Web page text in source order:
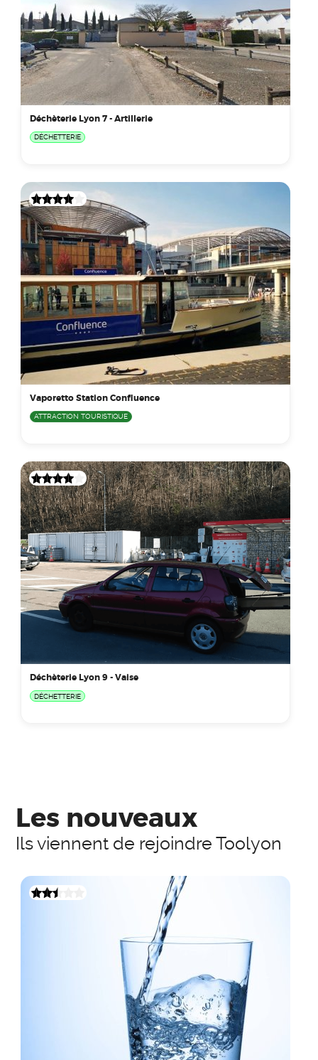
Déchèterie Lyon 7 - Artillerie
DÉCHETTERIE
Vaporetto Station Confluence
ATTRACTION TOURISTIQUE
Déchèterie Lyon 9 - Vaise
DÉCHETTERIE
Les nouveaux
Ils viennent de rejoindre Toolyon